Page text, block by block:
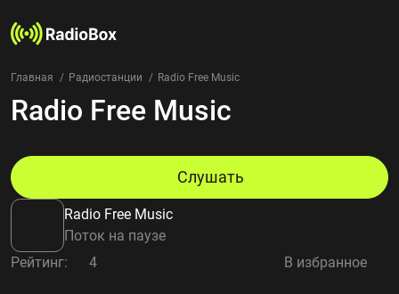
Радиостанции
Страны
Избранное
О нас
Добавить радиостанцию
Главная Радиостанции Radio Free Music
Radio Free Music
Radio Free Music
Поток на паузе
Слушать
Рейтинг: 4 В избранное